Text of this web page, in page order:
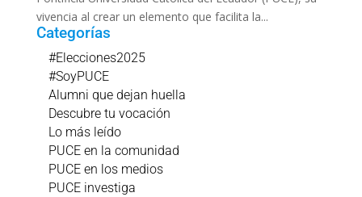
vivencia al crear un elemento que facilita la...
Categorías
#Elecciones2025
#SoyPUCE
Alumni que dejan huella
Descubre tu vocación
Lo más leído
PUCE en la comunidad
PUCE en los medios
PUCE investiga